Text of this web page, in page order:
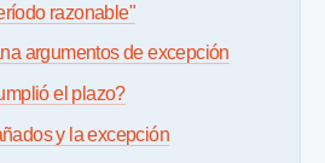
razonable"
argumentos de excepción
el plazo?
y la excepción